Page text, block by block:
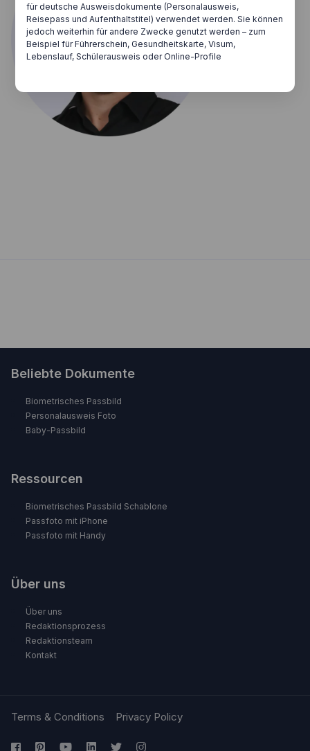
Beliebte Dokumente
Biometrisches Passbild
Personalausweis Foto
Baby-Passbild
Ressourcen
Biometrisches Passbild Schablone
Passfoto mit iPhone
Passfoto mit Handy
Über uns
Über uns
Redaktionsprozess
Redaktionsteam
Kontakt
Terms & Conditions Privacy Policy
für deutsche Ausweisdokumente (Personalausweis,
Reisepass und Aufenthaltstitel) verwendet werden. Sie können
jedoch weiterhin für andere Zwecke genutzt werden – zum
Beispiel für Führerschein, Gesundheitskarte, Visum,
Lebenslauf, Schülerausweis oder Online-Profile